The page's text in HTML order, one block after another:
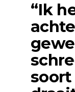
“Ik
soort